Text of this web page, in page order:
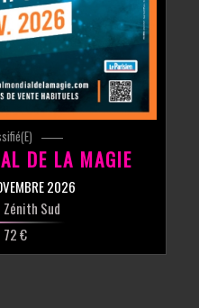
DE LA MAGIE
2026
Zénith Sud
€